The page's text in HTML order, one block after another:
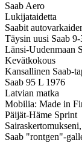
Saab Aero
Lukijataidetta
Saabit
Täysin uusi Saab
Länsi-Uudenmaan
Kevätkokous
Kansallinen Saab-
Saab 95 L 1976
Latvian matka
Mobilia: Made in
Päijät-Häme Sprint
Saab "rontgen"-